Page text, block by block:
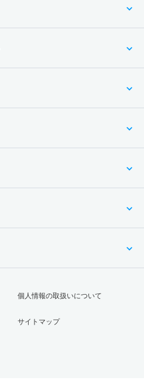
個人情報の取扱いについて
サイトマップ